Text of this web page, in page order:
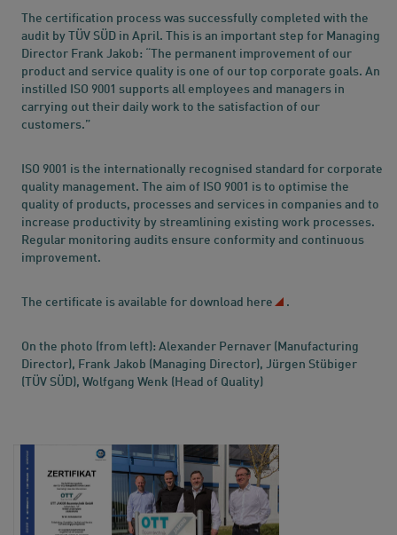
The certification process was successfully completed with the
audit by TÜV SÜD in April. This is an important step for Managing
Director Frank Jakob: “The permanent improvement of our
product and service quality is one of our top corporate goals. An
instilled ISO 9001 supports all employees and managers in
carrying out their daily work to the satisfaction of our
customers.”
ISO 9001 is the internationally recognised standard for corporate
quality management. The aim of ISO 9001 is to optimise the
quality of products, processes and services in companies and to
increase productivity by streamlining existing work processes.
Regular monitoring audits ensure conformity and continuous
improvement.
The certificate is available for download here .
On the photo (from left): Alexander Pernaver (Manufacturing
Director), Frank Jakob (Managing Director), Jürgen Stübiger
(TÜV SÜD), Wolfgang Wenk (Head of Quality)